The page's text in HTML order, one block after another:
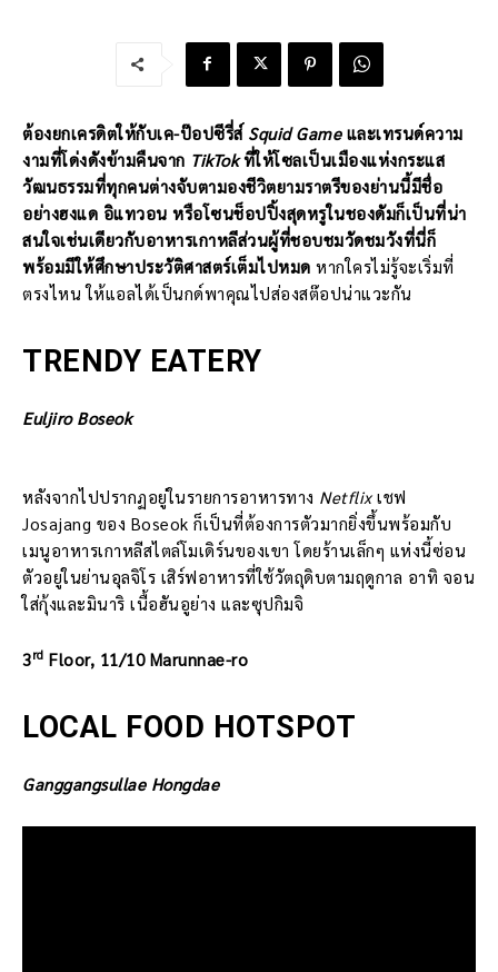
ต้องยกเครดิตให้กับเค-ป๊อปซีรี่ส์ Squid Gameและเทรนด์ความ
งามที่โด่งดังข้ามคืนจาก TikTokที่ให้โซลเป็นเมืองแห่งกระแส
วัฒนธรรมที่ทุกคนต่างจับตามองชีวิตยามราตรีของย่านนี้มีชื่อ
อย่างฮงแด อิแทวอน หรือโซนช็อปปิ้งสุดหรูในชองดัมก็เป็นที่น่า
สนใจเช่นเดียวกับอาหารเกาหลีส่วนผู้ที่ชอบชมวัดชมวังที่นี่ก็
พร้อมมีให้ศึกษาประวัติศาสตร์เต็มไปหมด หากใครไม่รู้จะเริ่มที่
ตรงไหน ให้แอลได้เป็นกด์พาคุณไปส่องสต๊อปน่าแวะกัน
TRENDY EATERY
Euljiro Boseok
หลังจากไปปรากฏอยู่ในรายการอาหารทาง Netflixเชฟ
Josajang ของ Boseok ก็เป็นที่ต้องการตัวมากยิ่งขึ้นพร้อมกับ
เมนูอาหารเกาหลีสไตล์โมเดิร์นของเขา โดยร้านเล็กๆ แห่งนี้ซ่อน
ตัวอยู่ในย่านอุลจิโร เสิร์ฟอาหารที่ใช้วัตถุดิบตามฤดูกาล อาทิ จอน
ใส่กุ้งและมินาริ เนื้อฮันอูย่าง และซุปกิมจิ
3rd Floor, 11/10 Marunnae-ro
LOCAL FOOD HOTSPOT
Ganggangsullae Hongdae